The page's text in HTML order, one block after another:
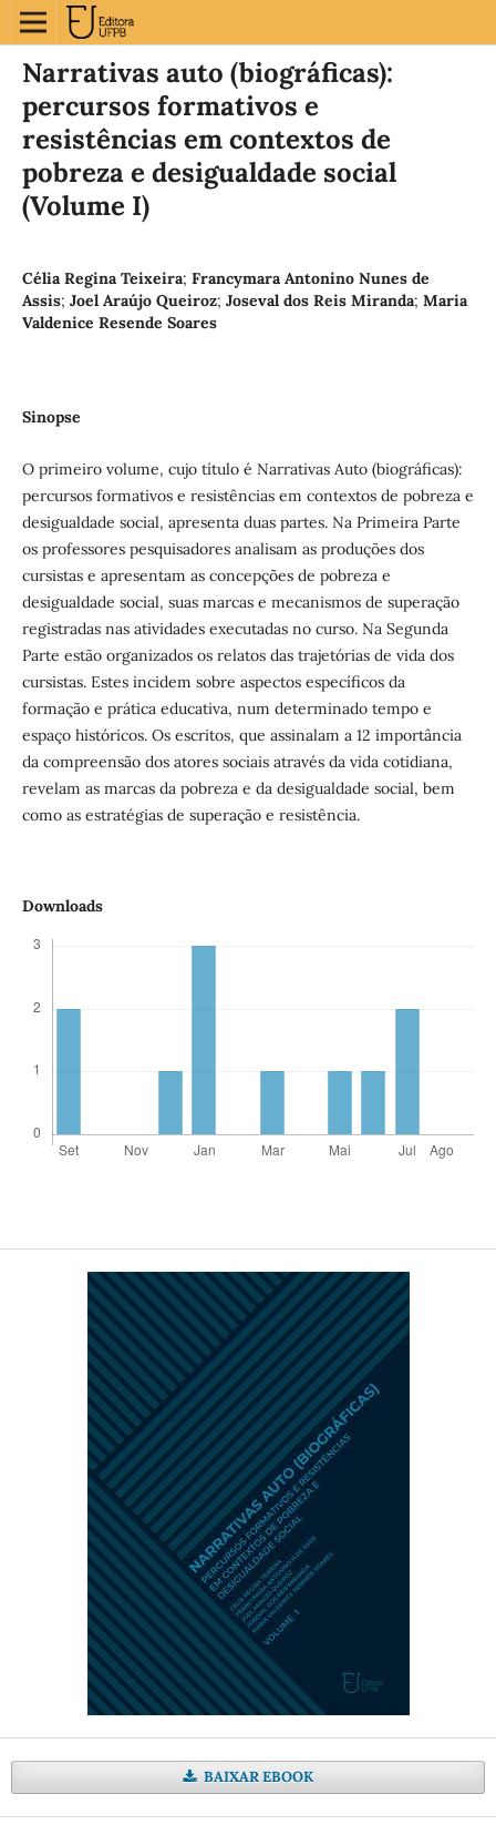
Narrativas auto (biográficas):
percursos formativos e
resistências em contextos de
pobreza e desigualdade social
(Volume I)
Célia Regina Teixeira; Francymara Antonino Nunes de
Assis; Joel Araújo Queiroz; Joseval dos Reis Miranda; Maria
Valdenice Resende Soares
Sinopse
O primeiro volume, cujo título é Narrativas Auto (biográficas):
percursos formativos e resistências em contextos de pobreza e
desigualdade social, apresenta duas partes. Na Primeira Parte
os professores pesquisadores analisam as produções dos
cursistas e apresentam as concepções de pobreza e
desigualdade social, suas marcas e mecanismos de superação
registradas nas atividades executadas no curso. Na Segunda
Parte estão organizados os relatos das trajetórias de vida dos
cursistas. Estes incidem sobre aspectos específicos da
formação e prática educativa, num determinado tempo e
espaço históricos. Os escritos, que assinalam a 12 importância
da compreensão dos atores sociais através da vida cotidiana,
revelam as marcas da pobreza e da desigualdade social, bem
como as estratégias de superação e resistência.
Downloads
BAIXAR EBOOK